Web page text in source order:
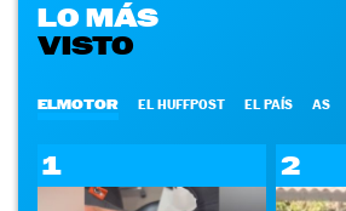
LO MÁS
VISTO
ELMOTOR EL HUFFPOST EL PAÍS AS
1 2